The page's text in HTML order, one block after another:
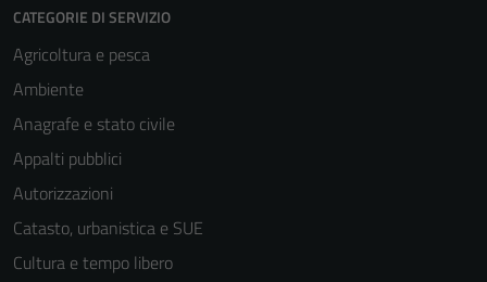
CATEGORIE DI SERVIZIO
Agricoltura e pesca
Ambiente
Anagrafe e stato civile
Appalti pubblici
Autorizzazioni
Catasto, urbanistica e SUE
Cultura e tempo libero